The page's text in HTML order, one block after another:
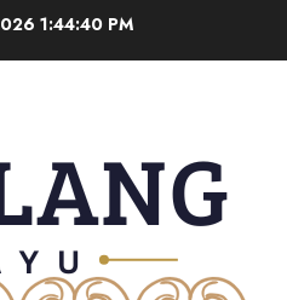
1:44:41 PM